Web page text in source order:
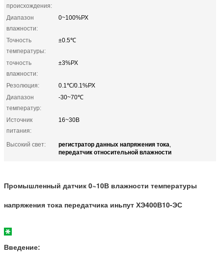
происхождения:
Диапазон
влажности:
0~100%РХ
Точность
температуры:
±0.5℃
точность
влажности:
±3%РХ
Резолюция:
0.1℃/0.1%РХ
Диапазон
температур:
-30~70℃
Источник
питания:
16~30В
Высокий свет: регистратор данных напряжения тока,
передатчик относительной влажности
Промышленный датчик 0~10В влажности температуры
напряжения тока передатчика иньпут ХЭ400В10-ЭС
Введение: